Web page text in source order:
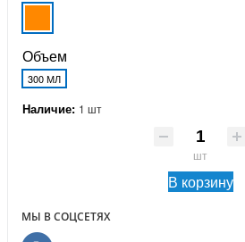
Объем
300 МЛ
Наличие: 1 шт
шт
В корзину
МЫ В СОЦСЕТЯХ